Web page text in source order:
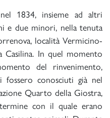
1834, insieme ad altri
e due minori, nella tenuta
località Vermicino-
In quel momento
del rinvenimento,
conosciuti già nel
Quarto della Giostra,
con il quale erano